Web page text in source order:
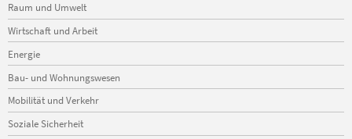
Raum und Umwelt
Wirtschaft und Arbeit
Energie
Bau- und Wohnungswesen
Mobilität und Verkehr
Soziale Sicherheit